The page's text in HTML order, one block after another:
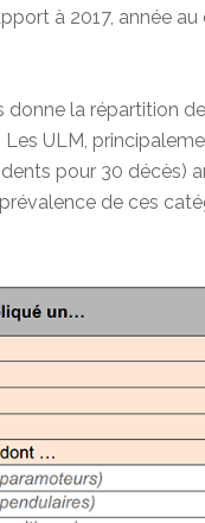
à 2017, année
donne la répartition
Les ULM,
pour 30 décès)
de ces